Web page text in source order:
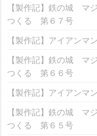
【製作記】鉄の城 マ
つくる 第６７号
【製作記】アイアン
【製作記】鉄の城 マ
つくる 第６６号
【製作記】アイアン
【製作記】鉄の城 マ
つくる 第６５号